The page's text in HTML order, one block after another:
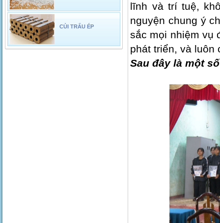
CỦI TRẤU ÉP
lĩnh và trí tuệ,
nguyện chung ý
sắc mọi nhiệm vụ
phát triển, và luôn
Sau đây là một